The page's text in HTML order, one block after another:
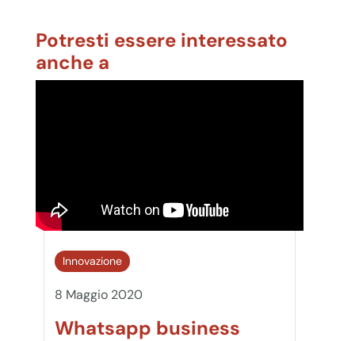
Potresti essere interessato
anche a
Innovazione
8 Maggio 2020
Whatsapp business